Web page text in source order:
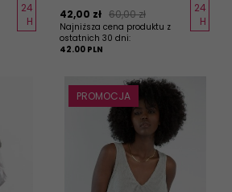
24
H
42,00 zł 60,00 zł
Najniższa cena produktu z
ostatnich 30 dni:
42.00 PLN
24
H
PROMOCJA